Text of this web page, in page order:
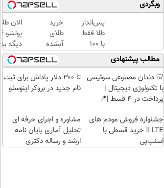
(امن و
راحت)
تحلیل
آماری
پایان
نامه
ارشد و
رساله
دکتری
طلا با
بی‌بهره
وبگردی
پس‌انداز
طلا فقط
با ۱۰۰
هزارتومان
(امن و
راحت)
خرید
طلای
آبشده
حتی با
۱۰۰هزارتومان
الان
دیگه
طلا با
بی‌بهره
مطالب پیشنهادی
🦷 دندان مصنوعی سوئیسی
با تکنولوژی دیجیتال |
پرداخت در 4 قسط |📍
تا ۳۰۰ دلار پاداش برای ثبت
نام جدید در بروکر اینوسلو
جشنواره فروش مودم های
LTE ‼️ خرید قسطی با
اسنپ‌پی
مشاوره و اجرای حرفه ای
تحلیل آماری پایان نامه
ارشد و رساله دکتری